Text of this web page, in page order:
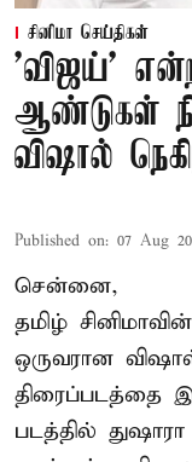
சினிமா செய்திகள்
'விஜய்'
ஆண்டுகள்
விஷால்
Published on: 07 Aug
சென்னை,
தமிழ்
ஒருவரான
திரைப்படத்தை
படத்தில்